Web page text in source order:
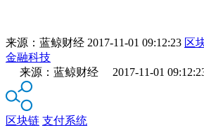
来源： 蓝鲸财经 2017-11-01 09:12:23 区
金融科技
来源：蓝鲸财经 2017-11-01
区块链 支付系统